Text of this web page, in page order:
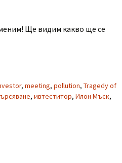
Ще видим какво ще се
, meeting, pollution, Tragedy of
, ивтеститор, Илон Мъск,